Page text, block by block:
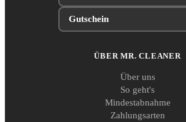
Gutschein
ÜBER MR. CLEANER
Über uns
So geht's
Mindestabnahme
Zahlungsarten